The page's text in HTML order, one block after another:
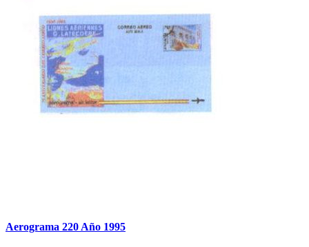
Aerograma 220 Año 1995